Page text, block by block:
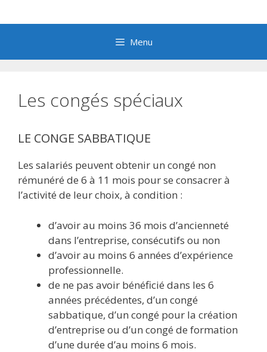
au
Menu
Les congés spéciaux
LE CONGE SABBATIQUE
Les salariés peuvent obtenir un congé non
rémunéré de 6 à 11 mois pour se consacrer à
l’activité de leur choix, à condition :
d’avoir au moins 36 mois d’ancienneté
dans l’entreprise, consécutifs ou non
d’avoir au moins 6 années d’expérience
professionnelle.
de ne pas avoir bénéficié dans les 6
années précédentes, d’un congé
sabbatique, d’un congé pour la création
d’entreprise ou d’un congé de formation
d’une durée d’au moins 6 mois.